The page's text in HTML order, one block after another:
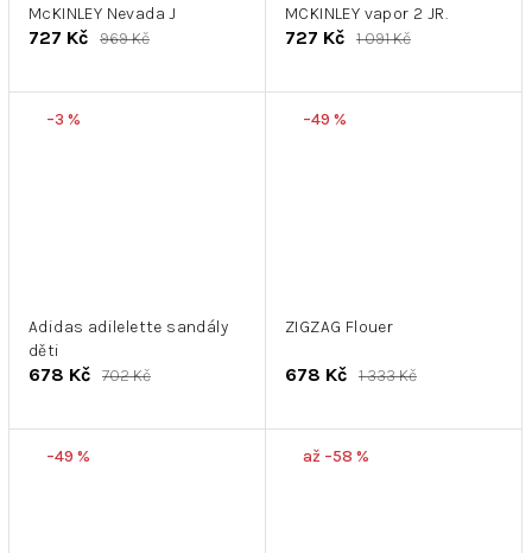
McKINLEY Nevada J
727 Kč 969 Kč
MCKINLEY vapor 2 JR.
727 Kč 1 091 Kč
–3 %
Adidas adilelette sandály
děti
678 Kč 702 Kč
–49 %
ZIGZAG Flouer
678 Kč 1 333 Kč
–49 % až –58 %